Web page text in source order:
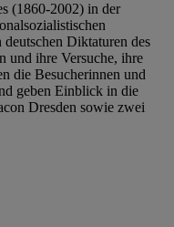
(1860-2002) in der
Diktaturen des
und ihre Versuche, ihre
die Besucherinnen und
geben Einblick in die
Dresden sowie zwei